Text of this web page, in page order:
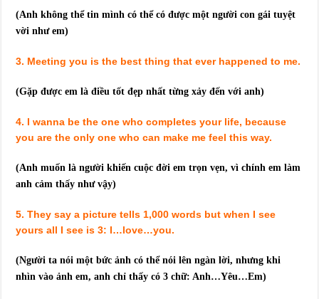
(Anh không thể tin mình có thể có được một người con gái tuyệt
vời như em)
3. Meeting you is the best thing that ever happened to me.
(Gặp được em là điều tốt đẹp nhất từng xảy đến với anh)
4. I wanna be the one who completes your life, because
you are the only one who can make me feel this way.
(Anh muốn là người khiến cuộc đời em trọn vẹn, vì chính em làm
anh cảm thấy như vậy)
5. They say a picture tells 1,000 words but when I see
yours all I see is 3: I…love…you.
(Người ta nói một bức ảnh có thể nói lên ngàn lời, nhưng khi
nhìn vào ảnh em, anh chỉ thấy có 3 chữ: Anh…Yêu…Em)